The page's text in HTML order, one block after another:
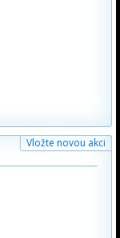
Vložte novou akci